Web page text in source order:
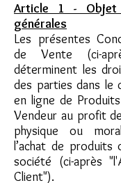
Article 1 - Objet
générales
Les présentes
de Vente (ci-
déterminent les
des parties dans le
en ligne de
Vendeur au profit
physique ou
l’achat de produits
société (ci-après
Client").